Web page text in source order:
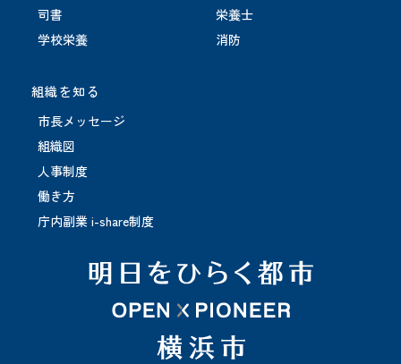
組織を知る
市長メッセージ
組織図
人事制度
働き方
庁内副業 i-share制度
司書
栄養士
学校栄養
消防